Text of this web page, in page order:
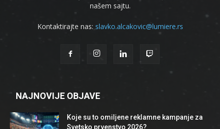
našem sajtu.
Kontaktirajte nas: slavko.alcakovic@lumiere.rs
NAJNOVIJE OBJAVE
Koje su to omiljene reklamne kampanje za
Svetsko prvenstvo 2026?